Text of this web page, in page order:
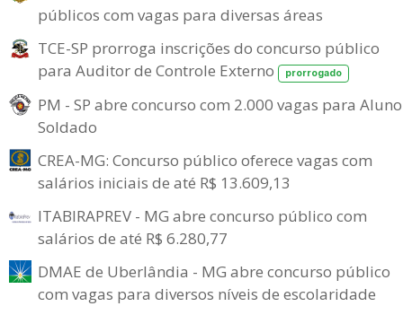
públicos com vagas para diversas áreas
TCE-SP prorroga inscrições do concurso público
para Auditor de Controle Externo
prorrogado
PM - SP abre concurso com 2.000 vagas para
Soldado
CREA-MG: Concurso público oferece vagas com
salários iniciais de até R$ 13.609,13
ITABIRAPREV - MG abre concurso público com
salários de até R$ 6.280,77
DMAE de Uberlândia - MG abre concurso público
com vagas para diversos níveis de escolaridade